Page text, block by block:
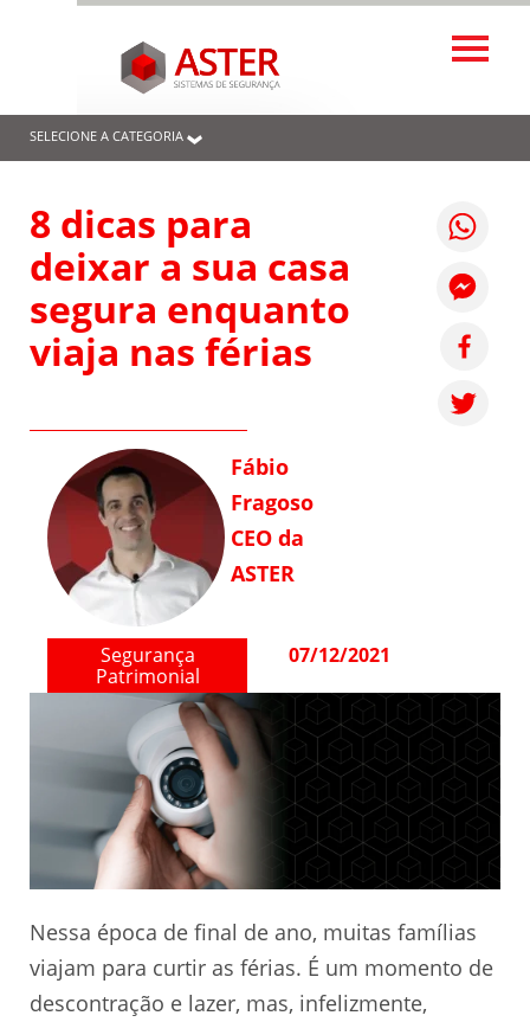
SELECIONE A CATEGORIA
8 dicas para
deixar a sua casa
segura enquanto
viaja nas férias
Fábio
Fragoso
CEO da
ASTER
Segurança
Patrimonial
07/12/2021
Nessa época de final de ano, muitas famílias
viajam para curtir as férias. É um momento de
descontração e lazer, mas, infelizmente,